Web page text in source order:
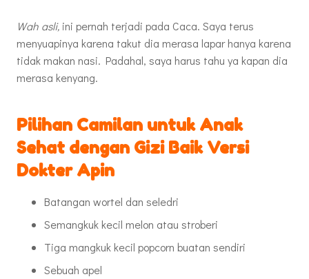
Wah asli, ini pernah terjadi pada Caca. Saya terus
menyuapinya karena takut dia merasa lapar hanya karena
tidak makan nasi. Padahal, saya harus tahu ya kapan dia
merasa kenyang.
Pilihan Camilan untuk Anak
Sehat dengan Gizi Baik Versi
Dokter Apin
Batangan wortel dan seledri
Semangkuk kecil melon atau stroberi
Tiga mangkuk kecil popcorn buatan sendiri
Sebuah apel